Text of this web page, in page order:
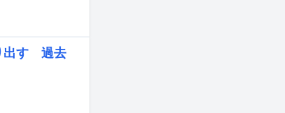
出す 過去